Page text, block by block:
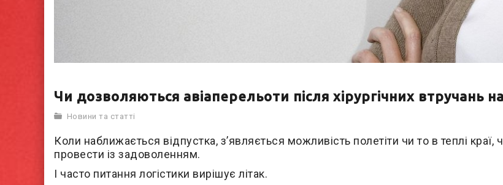
Чи дозволяються авіаперельоти після хірургічних втручань
Новини та статті
Коли наближається відпустка, з’являється можливість полетіти чи то в теплі краї,
провести із задоволенням.
І часто питання логістики вирішує літак.